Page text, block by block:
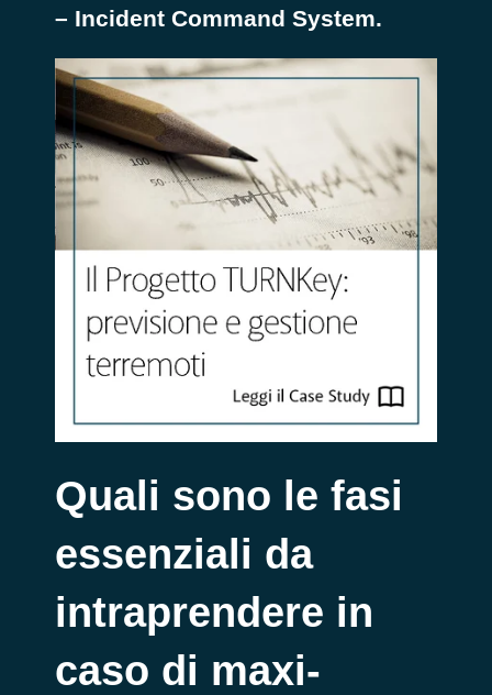
– Incident Command System.
Quali sono le fasi
essenziali da
intraprendere in
caso di maxi-